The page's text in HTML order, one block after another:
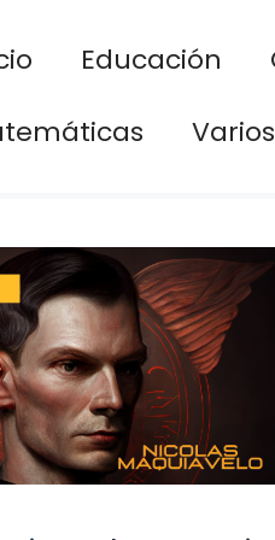
Educación
Varios